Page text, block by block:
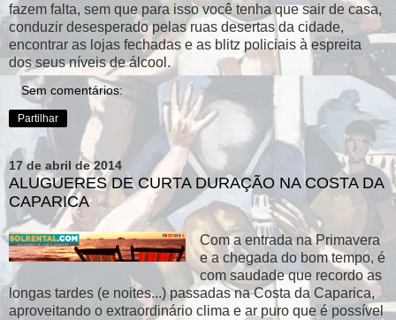
fazem falta, sem que para isso você tenha que sair de casa,
conduzir desesperado pelas ruas desertas da cidade,
encontrar as lojas fechadas e as blitz policiais à espreita
dos seus níveis de álcool.
Sem comentários:
Partilhar
17 de abril de 2014
ALUGUERES DE CURTA DURAÇÃO NA COSTA DA
CAPARICA
Com a entrada na Primavera
e a chegada do bom tempo, é
com saudade que recordo as
longas tardes (e noites...) passadas na Costa da Caparica,
aproveitando o extraordinário clima e ar puro que é possível